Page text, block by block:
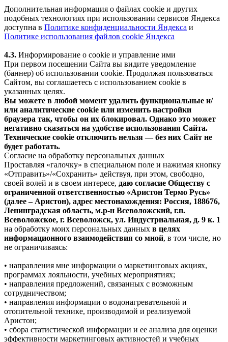
Дополнительная информация о файлах cookie и других
подобных технологиях при использовании сервисов Яндекса
доступна в Политике конфиденциальности Яндекса и
Политике использования файлов cookie Яндекса
4.3. Информирование о cookie и управление ими
При первом посещении Сайта вы видите уведомление
(баннер) об использовании cookie. Продолжая пользоваться
Сайтом, вы соглашаетесь с использованием cookie в
указанных целях.
Вы можете в любой момент удалить функциональные и/
или аналитические cookie или изменить настройки
браузера так, чтобы он их блокировал. Однако это может
негативно сказаться на удобстве использования Сайта.
Технические cookie отключить нельзя — без них Сайт не
будет работать.
Согласие на обработку персональных данных
Проставляя «галочку» в специальном поле и нажимая кнопку
«Отправить»/«Сохранить» действуя, при этом, свободно,
своей волей и в своем интересе, даю согласие Обществу с
ограниченной ответственностью «Аристон Термо Русь»
(далее – Аристон), адрес местонахождения: Россия, 188676,
Ленинградская область, м.р-н Всеволожский, г.п.
Всеволожское, г. Всеволожск, ул. Индустриальная, д. 9 к. 1
на обработку моих персональных данных в целях
информационного взаимодействия со мной, в том числе, но
не ограничиваясь:
• направления мне информации о маркетинговых акциях,
программах лояльности, учебных мероприятиях;
• направления предложений, связанных с возможным
сотрудничеством;
• направления информации о водонагревательной и
отопительной технике, производимой и реализуемой
Аристон;
• сбора статистической информации и ее анализа для оценки
эффективности маркетинговых активностей и учебных